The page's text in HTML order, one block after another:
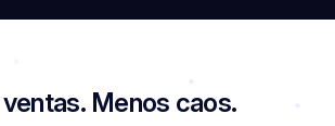
Menos caos.